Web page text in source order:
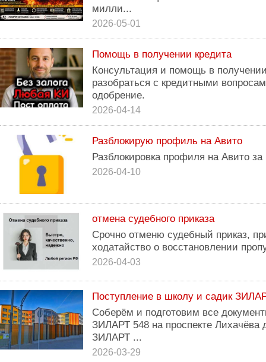
милли...
2026-05-01
Помощь в получении кредита
Консультация и помощь в
разобраться с кредитными
одобрение.
2026-04-14
Разблокирую профиль на Авито
Разблокировка профиля на Авито за
2026-04-10
отмена судебного приказа
Срочно отменю судебный приказ,
ходатайство о восстановлении
2026-04-03
Поступление в школу и садик
Соберём и подготовим все
ЗИЛАРТ 548 на проспекте Лихачёва
ЗИЛАРТ ...
2026-03-29